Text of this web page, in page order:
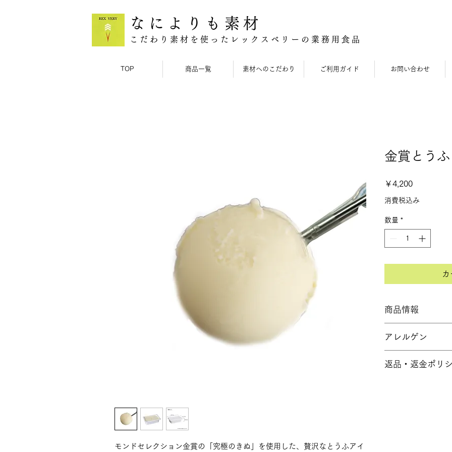
なによりも素材
こだわり素材を使ったレックスベリーの業務用食品
TOP 商品一覧 素材へのこだわり ご利用ガイド お問い合わせ
モンドセレクション金賞の「究極のきぬ」を使用した、贅沢なとうふアイ
金賞とうふ
￥4,200価
格
消費税込み
数量 *
商品情報
【アレルゲン】乳・
無脂乳固形分：
分：1.0%
【容量】2000ml
アレルゲン
返品・返金ポリ